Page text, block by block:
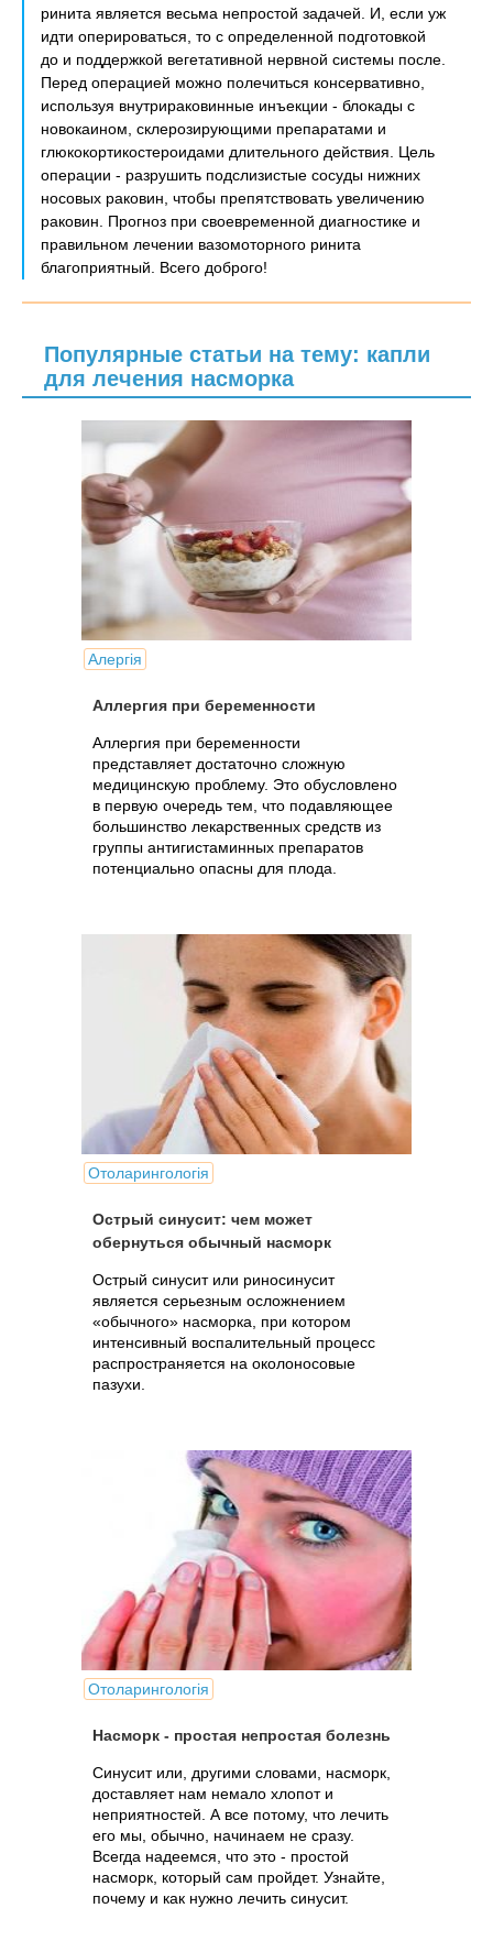
ринита является весьма непростой задачей. И, если уж
идти оперироваться, то с определенной подготовкой
до и поддержкой вегетативной нервной системы после.
Перед операцией можно полечиться консервативно,
используя внутрираковинные инъекции - блокады с
новокаином, склерозирующими препаратами и
глюкокортикостероидами длительного действия. Цель
операции - разрушить подслизистые сосуды нижних
носовых раковин, чтобы препятствовать увеличению
раковин. Прогноз при своевременной диагностике и
правильном лечении вазомоторного ринита
благоприятный. Всего доброго!
Популярные статьи на тему: капли
для лечения насморка
Алергія
Аллергия при беременности
Аллергия при беременности
представляет достаточно сложную
медицинскую проблему. Это обусловлено
в первую очередь тем, что подавляющее
большинство лекарственных средств из
группы антигистаминных препаратов
потенциально опасны для плода.
Отоларингологія
Острый синусит: чем может
обернуться обычный насморк
Острый синусит или риносинусит
является серьезным осложнением
«обычного» насморка, при котором
интенсивный воспалительный процесс
распространяется на околоносовые
пазухи.
Отоларингологія
Насморк - простая непростая болезнь
Синусит или, другими словами, насморк,
доставляет нам немало хлопот и
неприятностей. А все потому, что лечить
его мы, обычно, начинаем не сразу.
Всегда надеемся, что это - простой
насморк, который сам пройдет. Узнайте,
почему и как нужно лечить синусит.